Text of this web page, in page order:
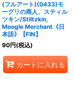
(フルアート)(0433)モ
ーグリの商人、スティル
ツキン/Stiltzkin,
Moogle Merchant《日
本語》【FIN】
90円(税込)
カートに入れる